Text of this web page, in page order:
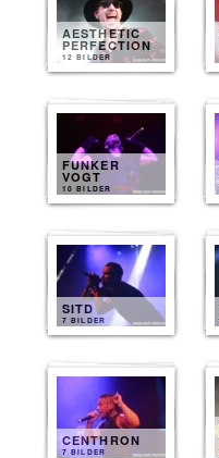
AESTHETIC
PERFECTION
12 BILDER
FUNKER
VOGT
10 BILDER
SITD
7 BILDER
CENTHRON
7 BILDER